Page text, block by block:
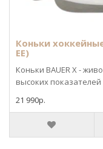
Коньки
EE)
Коньки BAUER X -
высоких
21 990р.